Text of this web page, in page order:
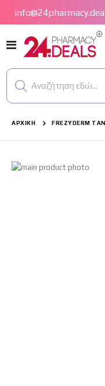
Εναλλαγή
Πλοήγησης
Αναζήτηση εδώ...
ΑΡΧΙΚΉ FREZYDERM
Μετάβαση